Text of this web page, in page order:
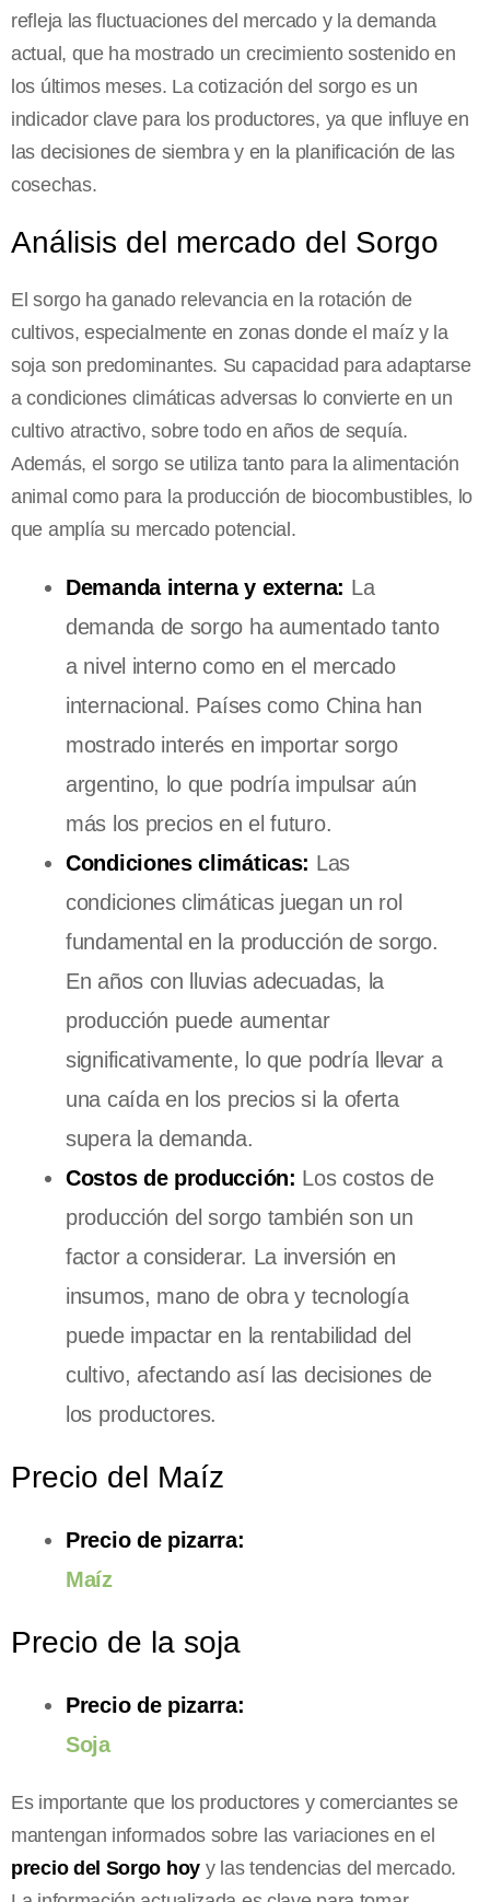
refleja las fluctuaciones del mercado y la demanda
actual, que ha mostrado un crecimiento sostenido en
los últimos meses. La cotización del sorgo es un
indicador clave para los productores, ya que influye en
las decisiones de siembra y en la planificación de las
cosechas.
Análisis del mercado del Sorgo
El sorgo ha ganado relevancia en la rotación de
cultivos, especialmente en zonas donde el maíz y la
soja son predominantes. Su capacidad para adaptarse
a condiciones climáticas adversas lo convierte en un
cultivo atractivo, sobre todo en años de sequía.
Además, el sorgo se utiliza tanto para la alimentación
animal como para la producción de biocombustibles, lo
que amplía su mercado potencial.
Demanda interna y externa: La
demanda de sorgo ha aumentado tanto
a nivel interno como en el mercado
internacional. Países como China han
mostrado interés en importar sorgo
argentino, lo que podría impulsar aún
más los precios en el futuro.
Condiciones climáticas: Las
condiciones climáticas juegan un rol
fundamental en la producción de sorgo.
En años con lluvias adecuadas, la
producción puede aumentar
significativamente, lo que podría llevar a
una caída en los precios si la oferta
supera la demanda.
Costos de producción: Los costos de
producción del sorgo también son un
factor a considerar. La inversión en
insumos, mano de obra y tecnología
puede impactar en la rentabilidad del
cultivo, afectando así las decisiones de
los productores.
Precio del Maíz
Precio de pizarra:
Maíz
Precio de la soja
Precio de pizarra:
Soja
Es importante que los productores y comerciantes se
mantengan informados sobre las variaciones en el
precio del Sorgo hoy y las tendencias del mercado.